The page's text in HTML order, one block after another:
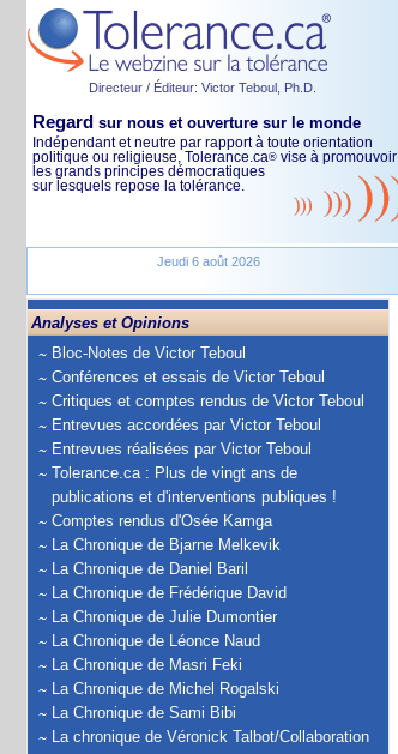
Directeur / Éditeur: Victor Teboul, Ph.D.
Regard sur nous et ouverture sur le monde
Indépendant et neutre par rapport à toute orientation
politique ou religieuse, Tolerance.ca® vise à promouvoir
les grands principes démocratiques
sur lesquels repose la tolérance.
Jeudi 6 août 2026
Analyses et Opinions
Bloc-Notes de Victor Teboul
Conférences et essais de Victor Teboul
Critiques et comptes rendus de Victor Teboul
Entrevues accordées par Victor Teboul
Entrevues réalisées par Victor Teboul
Tolerance.ca : Plus de vingt ans de
publications et d'interventions publiques !
Comptes rendus d'Osée Kamga
La Chronique de Bjarne Melkevik
La Chronique de Daniel Baril
La Chronique de Frédérique David
La Chronique de Julie Dumontier
La Chronique de Léonce Naud
La Chronique de Masri Feki
La Chronique de Michel Rogalski
La Chronique de Sami Bibi
La chronique de Véronick Talbot/Collaboration